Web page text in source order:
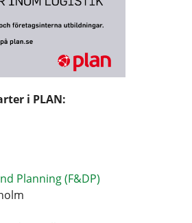
i PLAN:
Planning (F&DP)